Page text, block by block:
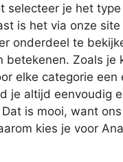
selecteer je het
is het via onze site
onderdeel te
betekenen. Zoals je
elke categorie een
je altijd eenvoudig
is mooi, want
kies je voor